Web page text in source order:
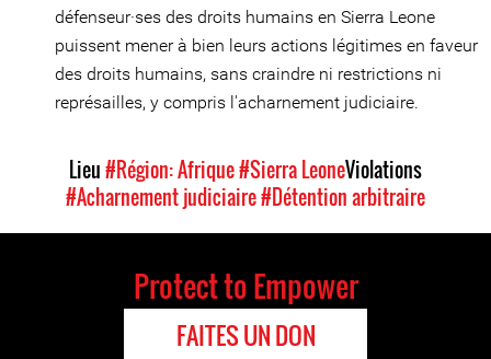
défenseur·ses des droits humains en Sierra Leone
puissent mener à bien leurs actions légitimes en faveur
des droits humains, sans craindre ni restrictions ni
représailles, y compris l'acharnement judiciaire.
Lieu#Région: Afrique#Sierra LeoneViolations
#Acharnement judiciaire#Détention arbitraire
Protect to Empower
FAITES UN DON